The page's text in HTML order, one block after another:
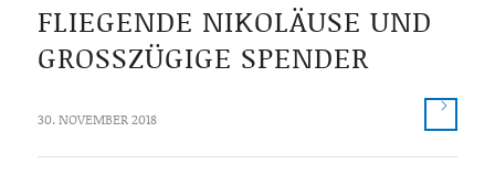
FLIEGENDE NIKOLÄUSE UND
GROSSZÜGIGE SPENDER
30. NOVEMBER 2018